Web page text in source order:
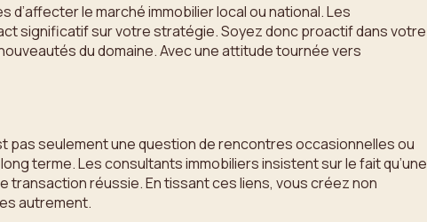
le marché immobilier local ou national. Les
significatif sur votre stratégie. Soyez donc proactif dans votre
du domaine. Avec une attitude tournée vers
pas seulement une question de rencontres occasionnelles ou
terme. Les consultants immobiliers insistent sur le fait qu’une
réussie. En tissant ces liens, vous créez non
autrement.